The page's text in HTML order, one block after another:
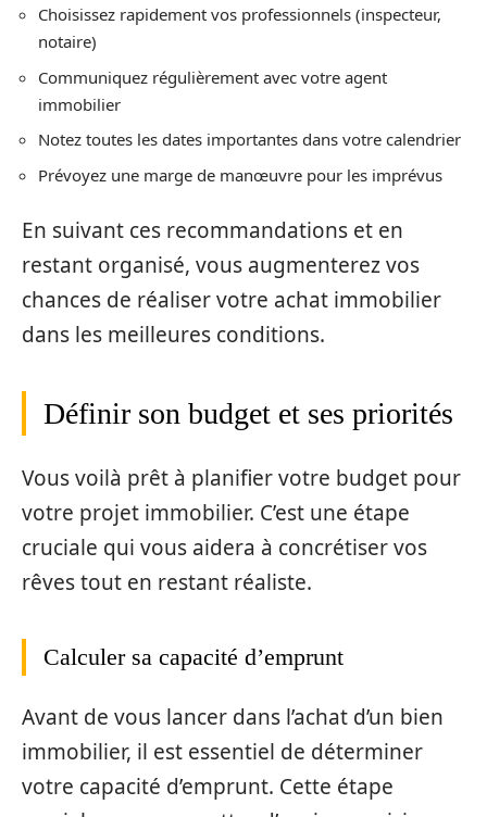
Choisissez rapidement vos professionnels (inspecteur,
notaire)
Communiquez régulièrement avec votre agent
immobilier
Notez toutes les dates importantes dans votre calendrier
Prévoyez une marge de manœuvre pour les imprévus
En suivant ces recommandations et en
restant organisé, vous augmenterez vos
chances de réaliser votre achat immobilier
dans les meilleures conditions.
Définir son budget et ses priorités
Vous voilà prêt à planifier votre budget pour
votre projet immobilier. C’est une étape
cruciale qui vous aidera à concrétiser vos
rêves tout en restant réaliste.
Calculer sa capacité d’emprunt
Avant de vous lancer dans l’achat d’un bien
immobilier, il est essentiel de déterminer
votre capacité d’emprunt. Cette étape